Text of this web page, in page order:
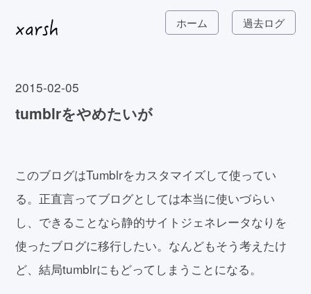
ホーム 過去ログ
2015-02-05
tumblrをやめたいが
このブログはTumblrをカスタマイズして使ってい
る。正直言ってブログとしては本当に使いづらい
し、できることなら静的サイトジェネレータなりを
使ったブログに移行したい。なんどもそう考えたけ
ど、結局tumblrにもどってしまうことになる。